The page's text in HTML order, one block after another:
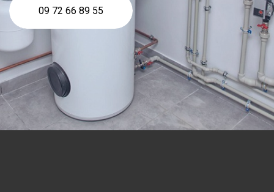
09 72 66 89 55